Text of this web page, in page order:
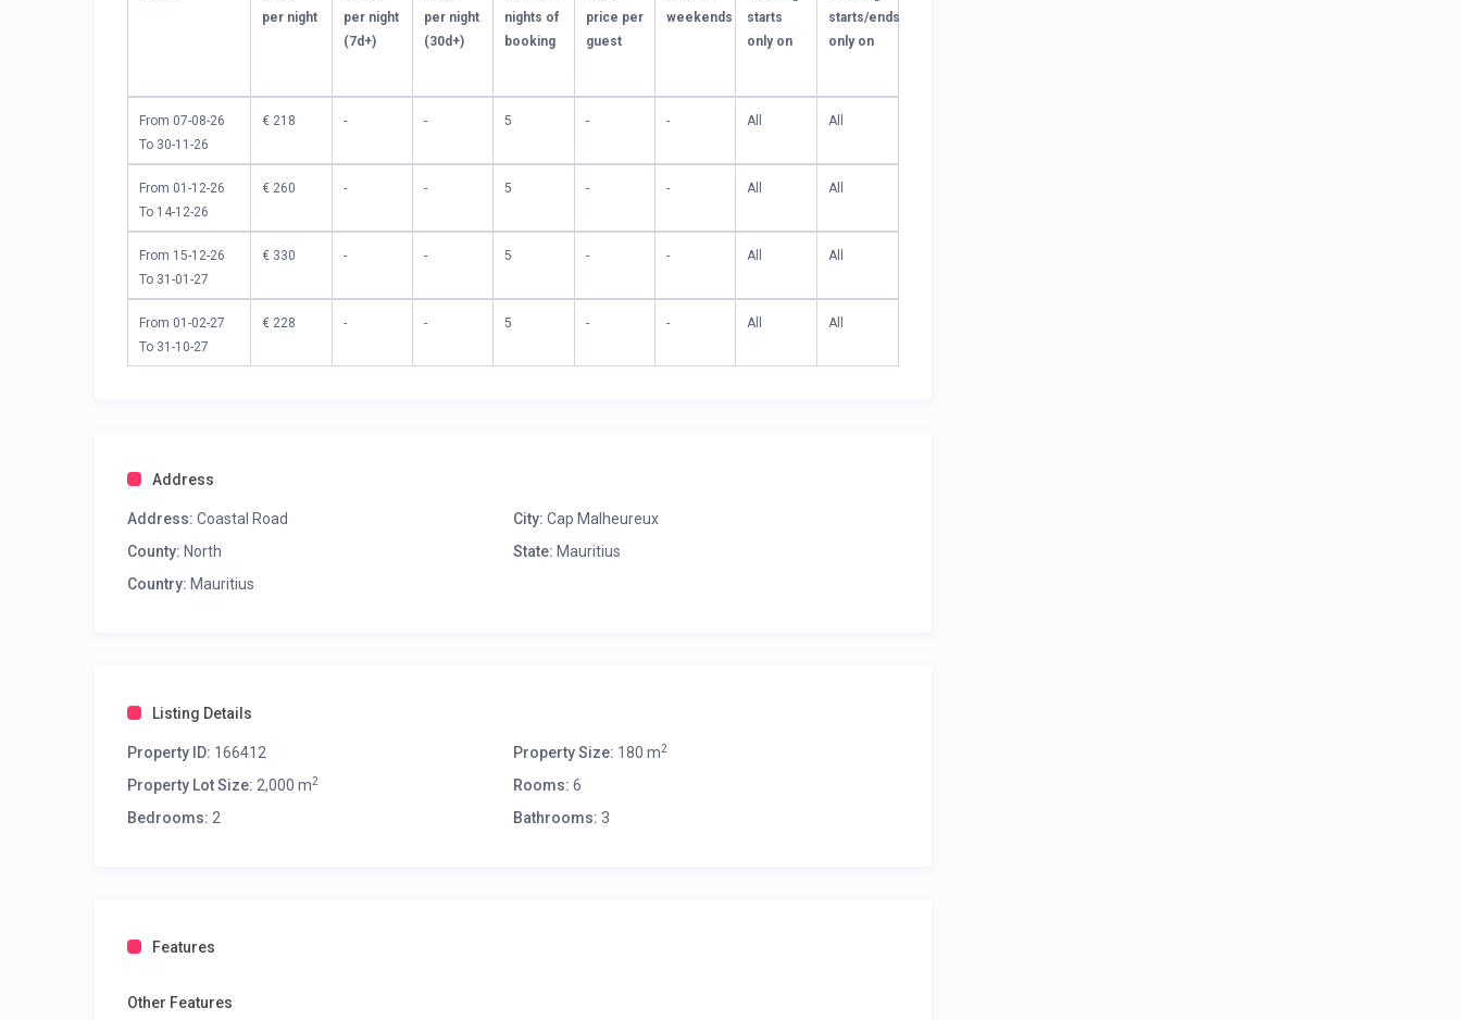
per night
per night
(7d+)
per night
(30d+)
nights of
booking
price per
guest
weekends
starts
only on
starts/ends
only on
From 07-08-26
To 30-11-26
€ 218 - - 5 - - All All
From 01-12-26
To 14-12-26
€ 260 - - 5 - - All All
From 15-12-26
To 31-01-27
€ 330 - - 5 - - All All
From 01-02-27
To 31-10-27
€ 228 - - 5 - - All All
Address
Address: Coastal Road City: Cap Malheureux
County: North State: Mauritius
Country: Mauritius
Listing Details
Property ID: 166412 Property Size: 180 m2
Property Lot Size: 2,000 m2 Rooms: 6
Bedrooms: 2 Bathrooms: 3
Features
Other Features